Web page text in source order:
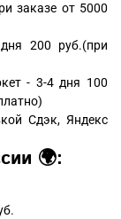
заказе от 5000
200 руб.(при
- 3-4 дня 100
Сдэк, Яндекс
🌍: